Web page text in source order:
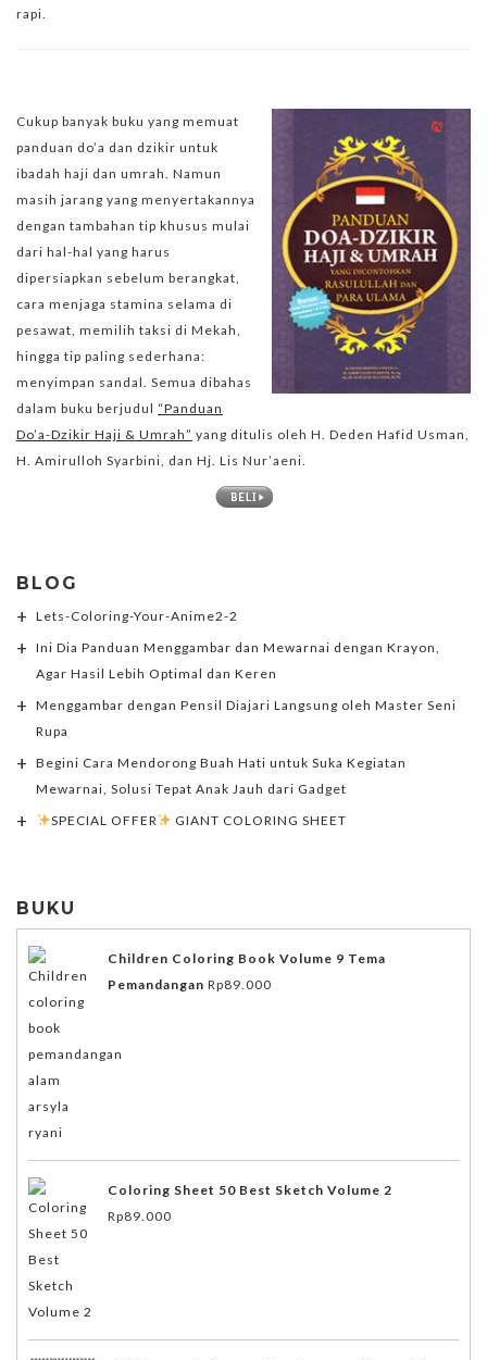
rapi.
Cukup banyak buku yang memuat
panduan do’a dan dzikir untuk
ibadah haji dan umrah. Namun
masih jarang yang menyertakannya
dengan tambahan tip khusus mulai
dari hal-hal yang harus
dipersiapkan sebelum berangkat,
cara menjaga stamina selama di
pesawat, memilih taksi di Mekah,
hingga tip paling sederhana:
menyimpan sandal. Semua dibahas
dalam buku berjudul “Panduan
Do’a-Dzikir Haji & Umrah” yang ditulis oleh H. Deden Hafid Usman,
H. Amirulloh Syarbini, dan Hj. Lis Nur’aeni.
BLOG
Lets-Coloring-Your-Anime2-2
Ini Dia Panduan Menggambar dan Mewarnai dengan Krayon,
Agar Hasil Lebih Optimal dan Keren
Menggambar dengan Pensil Diajari Langsung oleh Master Seni
Rupa
Begini Cara Mendorong Buah Hati untuk Suka Kegiatan
Mewarnai, Solusi Tepat Anak Jauh dari Gadget
SPECIAL OFFER
GIANT COLORING SHEET
BUKU
Children Coloring Book Volume 9 Tema
Pemandangan Rp89.000
Coloring Sheet 50 Best Sketch Volume 2
Rp89.000